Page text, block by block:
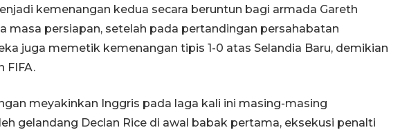
kemenangan kedua secara beruntun bagi armada Gareth
masa persiapan, setelah pada pertandingan persahabatan
juga memetik kemenangan tipis 1-0 atas Selandia Baru, demikian
FIFA.
meyakinkan Inggris pada laga kali ini masing-masing
gelandang Declan Rice di awal babak pertama, eksekusi penalti